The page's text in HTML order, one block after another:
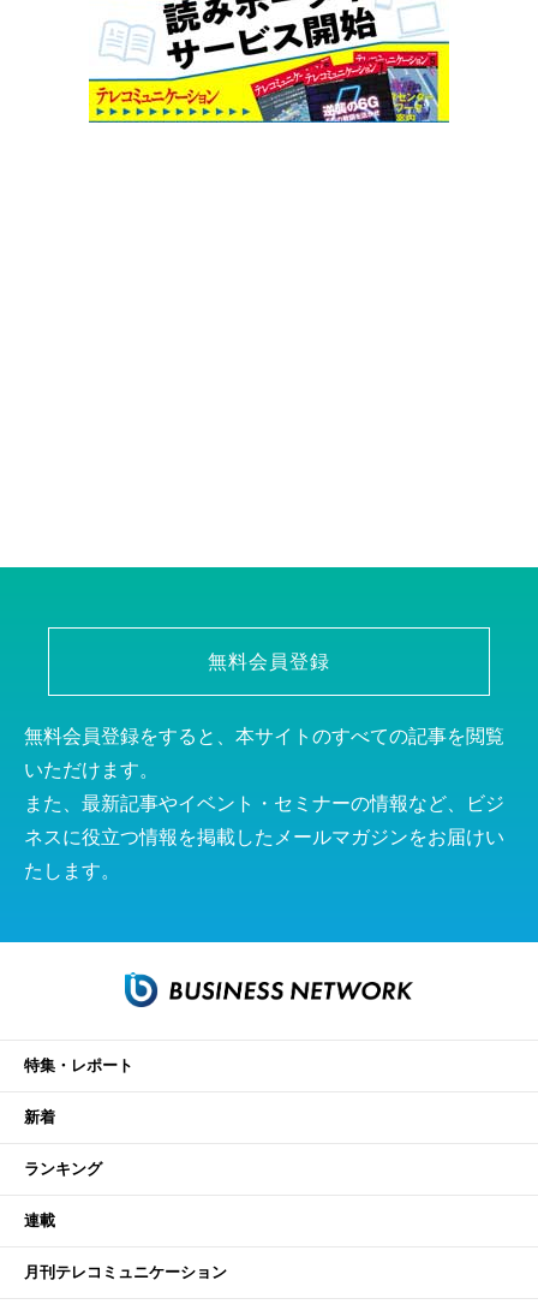
無料会員登録
無料会員登録をすると、本サイトのすべての記事を閲覧
いただけます。
また、最新記事やイベント・セミナーの情報など、ビジ
ネスに役立つ情報を掲載したメールマガジンをお届けい
たします。
特集・レポート
新着
ランキング
連載
月刊テレコミュニケーション